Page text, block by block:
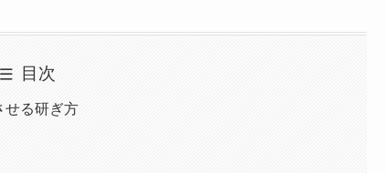
目次
せる研ぎ方